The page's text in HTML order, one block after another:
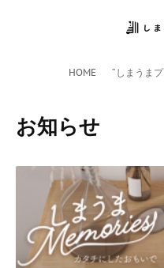
HOME
お知らせ